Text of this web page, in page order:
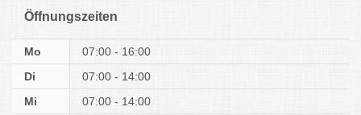
Öffnungszeiten
Mo
07:00 - 16:00
Di
07:00 - 14:00
Mi
07:00 - 14:00